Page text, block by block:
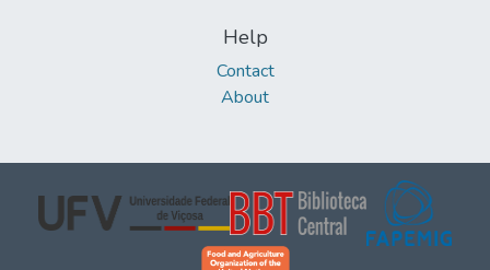
Help
Contact
About